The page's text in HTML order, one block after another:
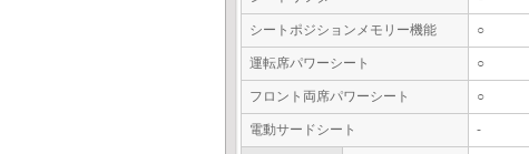
シートポジションメモリー機能 ○
運転席パワーシート ○
フロント両席パワーシート ○
電動サードシート -